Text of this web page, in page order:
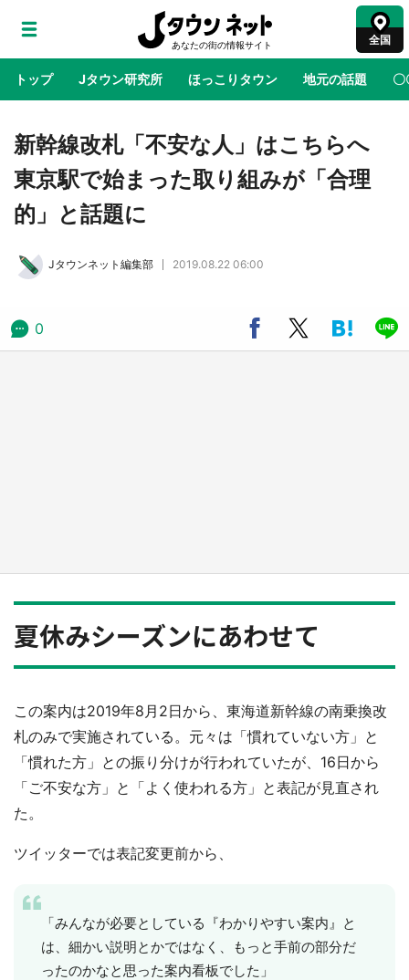
全国
トップ Jタウン研究所 ほっこりタウン 地元の話題 〇
地域×二次元 絶景 あの時はありがとう
ラプラス・ダークネスが栃木県を征服！？ 県
公式プロモ動画で「聖地」が生産されてます
の「猫猫像」も【8／1～10／26】
新幹線改札「不安な人」はこちらへ
東京駅で始まった取り組みが「合理
的」と話題に
Jタウンネット編集部 2019.08.22 06:00
0
夏休みシーズンにあわせて
この案内は2019年8月2日から、東海道新幹線の南乗換改
札のみで実施されている。元々は「慣れていない方」と
「慣れた方」との振り分けが行われていたが、16日から
「ご不安な方」と「よく使われる方」と表記が見直され
た。
ツイッターでは表記変更前から、
「みんなが必要としている『わかりやすい案内』と
は、細かい説明とかではなく、もっと手前の部分だ
ったのかなと思った案内看板でした」